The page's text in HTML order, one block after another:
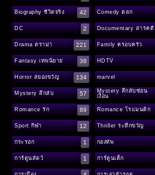
Biography ชีวิตจริง 42 Comedy ตลก
DC 2 Documentary สารคดี
Drama ดราม่า 221 Family ครอบครัว
Fantasy เทพนิยาย 36 HDTV
Horror สยองขวัญ 134 marvel
Mystery ลึกลับ 57
Mystery ลึกลับซ่อน
เงื่อน
Romance รัก 89 Romance โรแมนติก
Sport กีฬา 12 Thriller ระทึกขวัญ
กระรอก 1 กองทัพ
การ์ตูนสัตว์ 1 การ์ตูนเด็ก